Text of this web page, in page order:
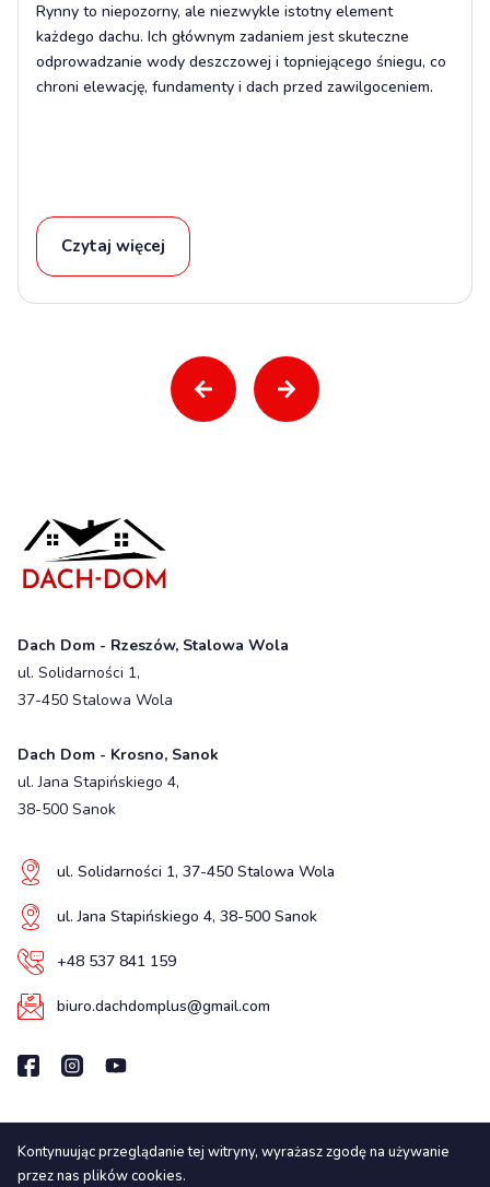
Rynny to niepozorny, ale niezwykle istotny element
każdego dachu. Ich głównym zadaniem jest skuteczne
odprowadzanie wody deszczowej i topniejącego śniegu, co
chroni elewację, fundamenty i dach przed zawilgoceniem.
Czytaj więcej
Dach Dom - Rzeszów, Stalowa Wola
ul. Solidarności 1,
37-450 Stalowa Wola
Dach Dom - Krosno, Sanok
ul. Jana Stapińskiego 4,
38-500 Sanok
ul. Solidarności 1, 37-450 Stalowa Wola
ul. Jana Stapińskiego 4, 38-500 Sanok
+48 537 841 159
biuro.dachdomplus@gmail.com
Wszelkie prawa zastrzeżone
Kontynuując przeglądanie tej witryny, wyrażasz zgodę na używanie
przez nas plików cookies.